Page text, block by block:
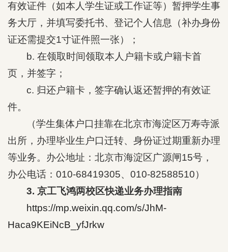
有效证件（如本人学生证或工作证等）暂押学生事
务大厅，并填写委托书、登记个人信息（补办身份
证还需提交1寸证件照一张）；
b. 在领取时间领取本人户籍卡或户籍卡首
页，并签字；
c. 归还户籍卡，签字确认返还暂押的有效证
件。
（学生集体户口挂靠在北京市海淀区万寿寺派
出所，办理毕业生户口迁转、身份证过期重新办理
等业务。办公地址：北京市海淀区广源闸15号，
办公电话：010-68419305、010-82588510）
3. 京工飞鸿两校区快递业务办理指南
https://mp.weixin.qq.com/s/JhM-
Haca9KEiNcB_yfJrkw